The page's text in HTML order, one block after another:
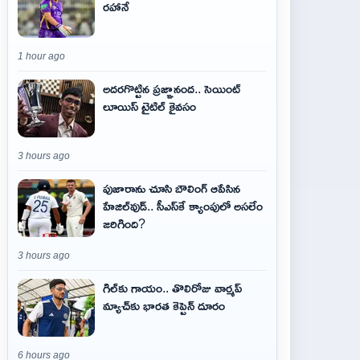
రహానే
1 hour ago
అదరగొట్టిన ప్రజ్ఞానంద.. సెయింట్‌
లూయిస్ టైటిల్‌ కైవసం
3 hours ago
పుజారాను చూసి బౌలింగ్ ఆపేసిన
హేజిల్‌వుడ్.. సీఎస్‌కే క్యాంపులో అసలేం
జరిగింది?
3 hours ago
గిల్‌కు గాయం.. తొలిరోజు వార్మప్‌
మ్యాచ్‌కు భారత కెప్టెన్‌ దూరం
6 hours ago